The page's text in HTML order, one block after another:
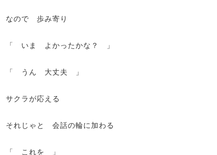
なので 歩み寄り
「 いま よかったかな？ 」
「 うん 大丈夫 」
サクラが応える
それじゃと 会話の輪に加わる
「 これを 」